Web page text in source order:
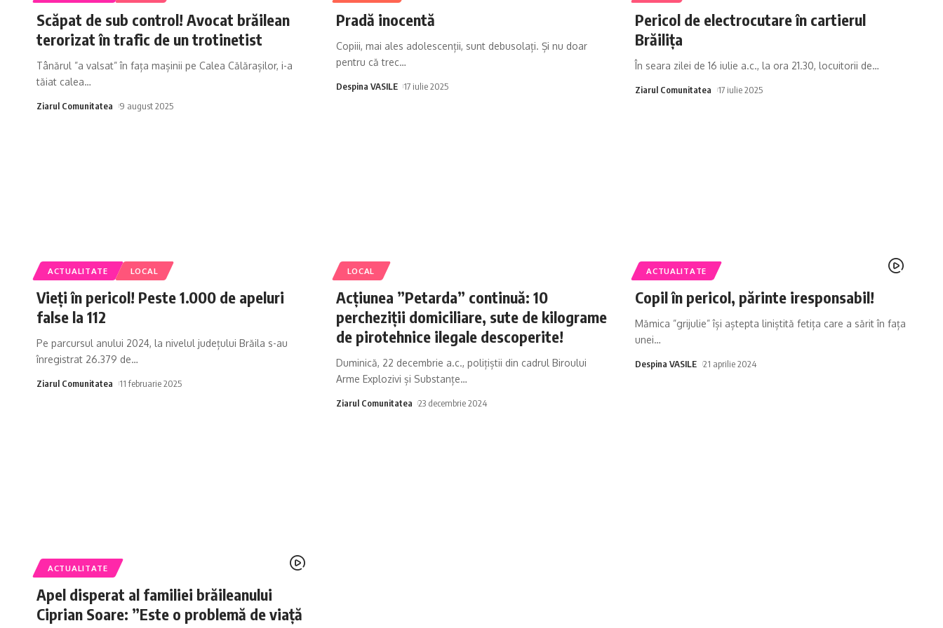
Scăpat de sub control! Avocat brăilean
terorizat în trafic de un trotinetist
Tânărul ”a valsat” în fața mașinii pe Calea Călărașilor, i-a
tăiat calea…
Ziarul Comunitatea 9 august 2025
Pradă inocentă
Copiii, mai ales adolescenții, sunt debusolați. Și nu doar
pentru că trec…
Despina VASILE 17 iulie 2025
Pericol de electrocutare în cartierul
Brăilița
În seara zilei de 16 iulie a.c., la ora 21.30, locuitorii de…
Ziarul Comunitatea 17 iulie 2025
ACTUALITATE LOCAL
Vieți în pericol! Peste 1.000 de apeluri
false la 112
Pe parcursul anului 2024, la nivelul județului Brăila s-au
înregistrat 26.379 de…
Ziarul Comunitatea 11 februarie 2025
LOCAL
Acțiunea ”Petarda” continuă: 10
percheziții domiciliare, sute de kilograme
de pirotehnice ilegale descoperite!
Duminică, 22 decembrie a.c., polițiștii din cadrul Biroului
Arme Explozivi și Substanțe…
Ziarul Comunitatea 23 decembrie 2024
ACTUALITATE
Copil în pericol, părinte iresponsabil!
Mămica ”grijulie” își aștepta liniștită fetița care a sărit în fața
unei…
Despina VASILE 21 aprilie 2024
ACTUALITATE
Apel disperat al familiei brăileanului
Ciprian Soare: ”Este o problemă de viață